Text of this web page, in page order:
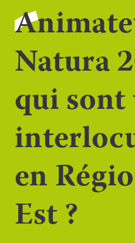
Natura
qui sont
en
Est ?